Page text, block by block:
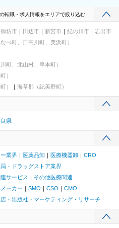
転職・求人情報をエリアで絞り込む
御坊市 田辺市 新宮市 紀の川市
岩出市
べ町、日高川町、美浜町）
町、北山村、串本町）
）
）
海草郡（紀美野町）
県
業界 医薬品卸 医療機器卸
CRO
・ドラッグストア業界
サービス
その他医療関連
ーカー
SMO CSO
CMO
・出版社・マーケティング・リサーチ